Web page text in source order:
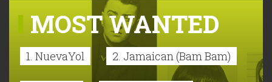
MOST WANTED
1. NuevaYol 2. Jamaican (Bam Bam)